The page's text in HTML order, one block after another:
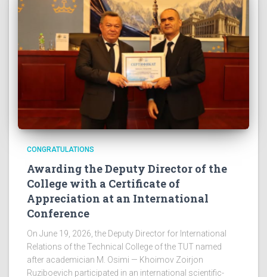
CONGRATULATIONS
Awarding the Deputy Director of the
College with a Certificate of
Appreciation at an International
Conference
On June 19, 2026, the Deputy Director for International
Relations of the Technical College of the TUT named
after academician M. Osimi — Khoimov Zoirjon
Ruziboevich participated in an international scientific-